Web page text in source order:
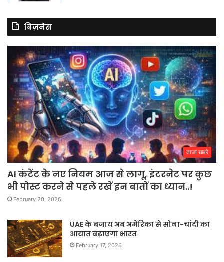
बिज़नेस
ताजा खबरे
AI कंटेंट के नए नियम आज से लागू, इंटरनेट पर कुछ
भी पोस्ट करने से पहले रखें इन बातों का ध्यान..!
February 20, 2026
UAE के बजाय अब अमेरिका से सोना-चांदी का
आयात बढ़ाएगा भारत
February 17, 2026